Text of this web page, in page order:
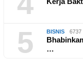
5 BISNIS 6737
…